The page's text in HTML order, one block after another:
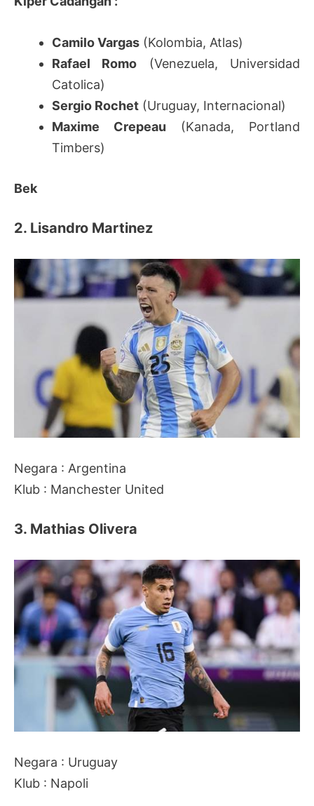
Camilo Vargas (Kolombia, Atlas)
Rafael Romo (Venezuela, Universidad
Catolica)
Sergio Rochet (Uruguay, Internacional)
Maxime Crepeau (Kanada, Portland
Timbers)
Bek
2. Lisandro Martinez
Negara : Argentina
Klub : Manchester United
3. Mathias Olivera
Negara : Uruguay
Klub : Napoli